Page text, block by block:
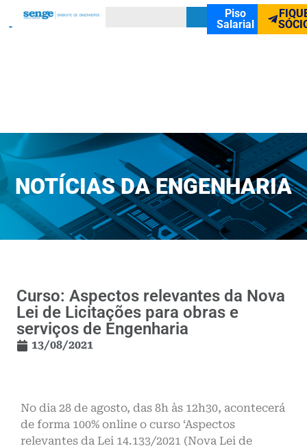
Piso
Salarial
NOTÍCIAS DA ENGENHARIA
Curso: Aspectos relevantes da Nova
Lei de Licitações para obras e
serviços de Engenharia
13/08/2021
No dia 28 de agosto, das 8h às 12h30, acontecerá
de forma 100% online o curso ‘Aspectos
relevantes da Lei 14.133/2021 (Nova Lei de